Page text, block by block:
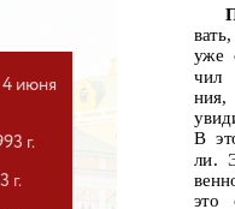
4 июня
г.
г.
уже
чил
ния,
В
ли.
это